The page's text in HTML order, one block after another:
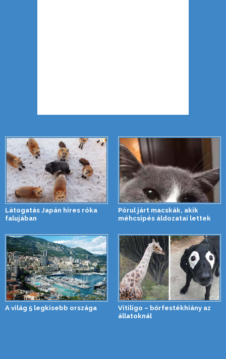
Látogatás Japán híres róka
falujában
Pórul járt macskák, akik
méhcsípés áldozatai lettek
A világ 5 legkisebb országa
Vitiligo – bőrfestékhiány az
állatoknál